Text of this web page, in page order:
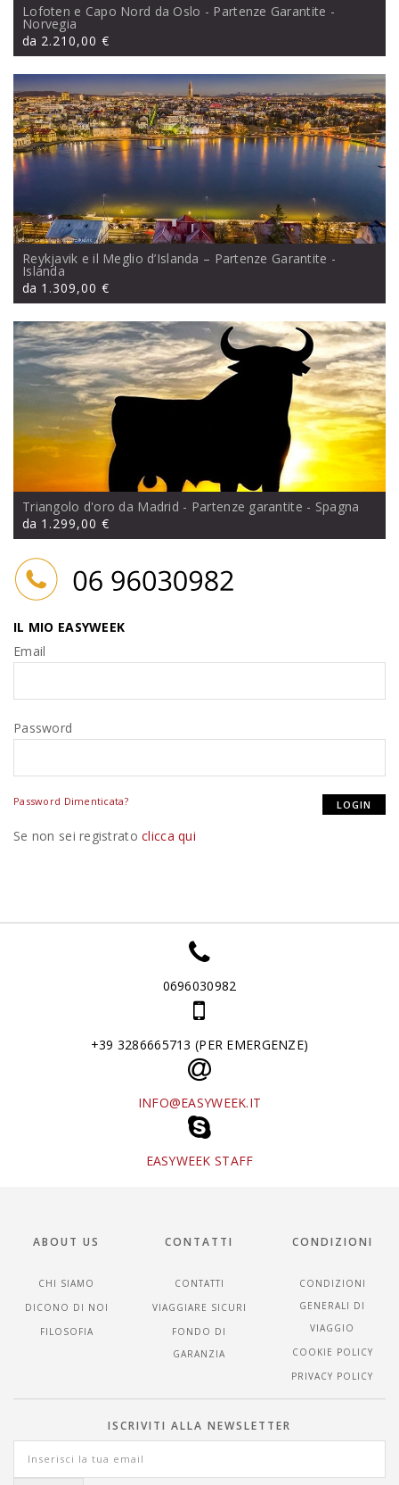
Lofoten e Capo Nord da Oslo - Partenze Garantite -
Norvegia
da 2.210,00 €
Reykjavik e il Meglio d’Islanda – Partenze Garantite -
Islanda
da 1.309,00 €
Triangolo d'oro da Madrid - Partenze garantite - Spagna
da 1.299,00 €
IL MIO EASYWEEK
Email
Password
Password Dimenticata?
Se non sei registratoclicca qui
0696030982
+39 3286665713 (PER EMERGENZE)
INFO@EASYWEEK.IT
EASYWEEK STAFF
ABOUT US
CHI SIAMO
DICONO DI NOI
FILOSOFIA
CONTATTI
CONTATTI
VIAGGIARE SICURI
FONDO DI
GARANZIA
CONDIZIONI
CONDIZIONI
GENERALI DI
VIAGGIO
COOKIE POLICY
PRIVACY POLICY
ISCRIVITI ALLA NEWSLETTER